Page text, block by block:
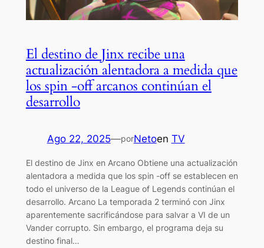
El destino de Jinx recibe una
actualización alentadora a medida que
los spin -off arcanos continúan el
desarrollo
Ago 22, 2025—porNetoen TV
El destino de Jinx en Arcano Obtiene una actualización
alentadora a medida que los spin -off se establecen en
todo el universo de la League of Legends continúan el
desarrollo. Arcano La temporada 2 terminó con Jinx
aparentemente sacrificándose para salvar a VI de un
Vander corrupto. Sin embargo, el programa deja su
destino final…